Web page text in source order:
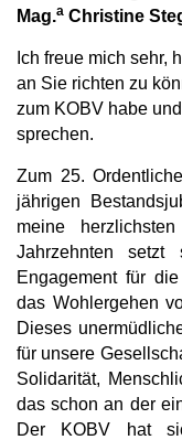
Mag.a Christine
Ich freue mich sehr,
an Sie richten zu
zum KOBV habe
sprechen.
Zum 25.
jährigen
meine
Jahrzehnten
Engagement für
das Wohlergehen
Dieses
für unsere
Solidarität,
das schon an der
Der KOBV hat